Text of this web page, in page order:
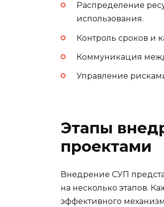
Распределение
использования.
Контроль сроков и
Коммуникация
Управление
Этапы
проектами
Внедрение СУП
на несколько этапов.
эффективного